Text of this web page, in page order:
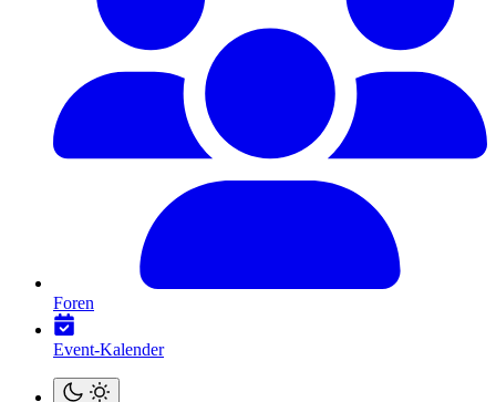
Foren
Event-Kalender